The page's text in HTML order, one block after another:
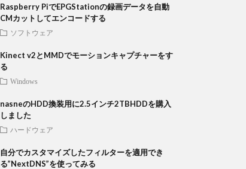
Raspberry PiでEPGStationの録画データを自動
CMカットしてエンコードする
ソフトウェア
Kinect v2とMMDでモーションキャプチャーをす
る
Windows
nasneのHDD換装用に2.5インチ2TBHDDを購入
しました
ハードウェア
自分でカスタマイズしたフィルターを適用でき
る”NextDNS”を使ってみる